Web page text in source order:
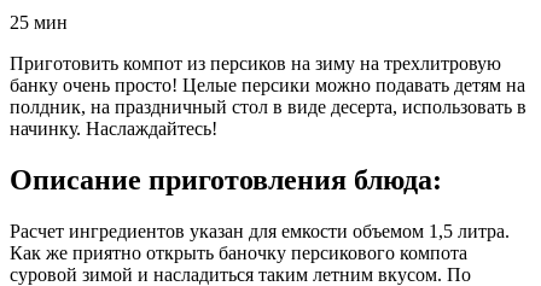
25 мин
Приготовить компот из персиков на зиму на трехлитровую
банку очень просто! Целые персики можно подавать детям на
полдник, на праздничный стол в виде десерта, использовать в
начинку. Наслаждайтесь!
Описание приготовления блюда:
Расчет ингредиентов указан для емкости объемом 1,5 литра.
Как же приятно открыть баночку персикового компота
суровой зимой и насладиться таким летним вкусом. По